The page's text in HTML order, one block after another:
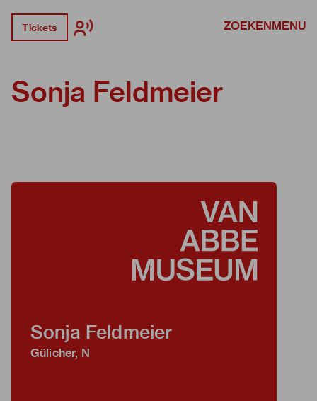
Tickets ZOEKENMENU
Sonja Feldmeier
Sonja Feldmeier
Gülicher, N